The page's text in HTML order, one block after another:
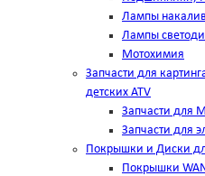
Лампы
Лампы
Мотохимия
Запчасти для
детских ATV
Запчасти для
Запчасти для
Покрышки и Диски
Покрышки